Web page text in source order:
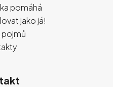
pomáhá
jako já!
pojmů